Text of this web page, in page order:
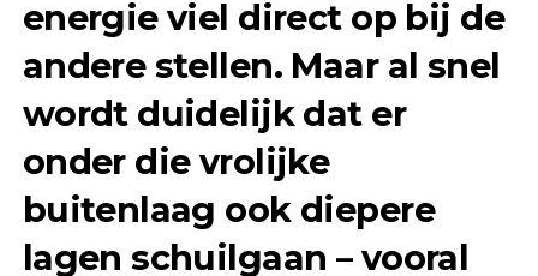
energie viel direct op bij de
andere stellen. Maar al snel
wordt duidelijk dat er
onder die vrolijke
buitenlaag ook diepere
lagen schuilgaan – vooral